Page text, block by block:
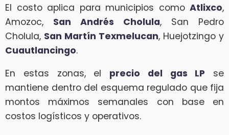
El costo aplica para municipios como Atlixco,
Amozoc, San Andrés Cholula, San Pedro
Cholula, San Martín Texmelucan, Huejotzingo y
Cuautlancingo.
En estas zonas, el precio del gas LP se
mantiene dentro del esquema regulado que fija
montos máximos semanales con base en
costos logísticos y operativos.